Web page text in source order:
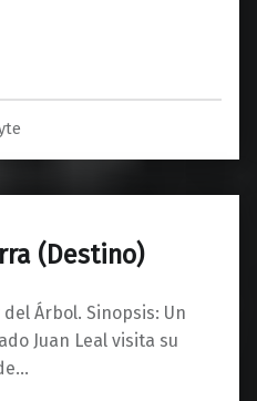
(Destino)
Árbol. Sinopsis: Un
Juan Leal visita su